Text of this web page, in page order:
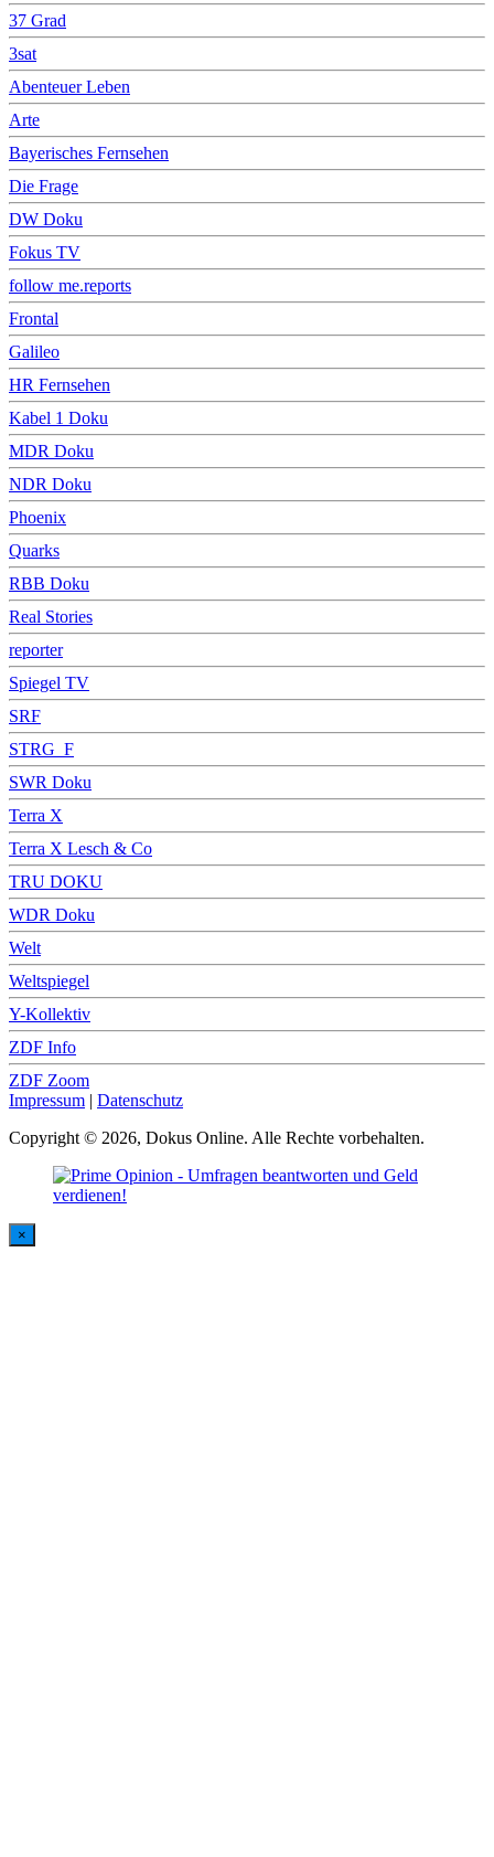
37 Grad
3sat
Abenteuer Leben
Arte
Bayerisches Fernsehen
Die Frage
DW Doku
Fokus TV
follow me.reports
Frontal
Galileo
HR Fernsehen
Kabel 1 Doku
MDR Doku
NDR Doku
Phoenix
Quarks
RBB Doku
Real Stories
reporter
Spiegel TV
SRF
STRG_F
SWR Doku
Terra X
Terra X Lesch & Co
TRU DOKU
WDR Doku
Welt
Weltspiegel
Y-Kollektiv
ZDF Info
ZDF Zoom
Impressum | Datenschutz
Copyright © 2026, Dokus Online. Alle Rechte vorbehalten.
×